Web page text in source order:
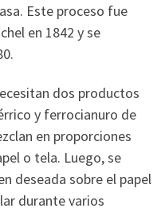
Este proceso fue
en 1842 y se
dos productos
y ferrocianuro de
en proporciones
o tela. Luego, se
deseada sobre el papel
durante varios